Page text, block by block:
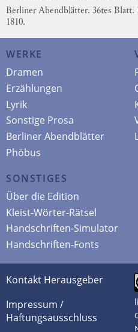
Berliner Abendblätter. 36tes Blatt.
1810.
WERKE
Dramen
Erzählungen
Lyrik
Sonstige Prosa
Berliner Abendblätter
Phöbus
SONSTIGES
Über die Edition
Kleist-Wörter-Rätsel
Handschriften-Simulator
Handschriften-Fonts
Kontakt Herausgeber
Impressum /
Haftungsausschluss